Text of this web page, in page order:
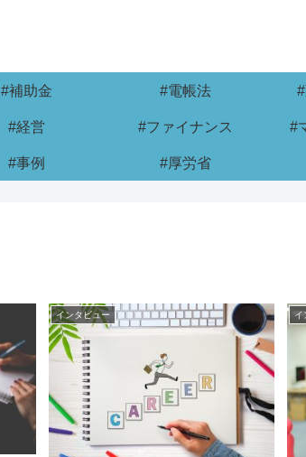
#補助金 #電帳法
#経営 #ファイナンス #
#事例 #厚労省
インタビュー イ